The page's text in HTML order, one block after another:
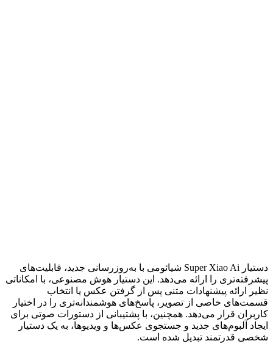
دستیار Super Xiao Ai شیائومی با به‌روزرسانی جدید، قابلیت‌های
پیشرفته‌تری را ارائه می‌دهد. این دستیار هوش مصنوعی، با امکاناتی
نظیر ارائه پیشنهادات متنی پس از گرفتن عکس یا انتخاب
قسمت‌های خاصی از تصویر، پاسخ‌های هوشمندانه‌تری را در اختیار
کاربران قرار می‌دهد. همچنین، با پشتیبانی از دستورات صوتی برای
ایجاد آلبوم‌های جدید و جستجوی عکس‌ها و ویدیوها، به یک دستیار
شخصی قدرتمند تبدیل شده است.